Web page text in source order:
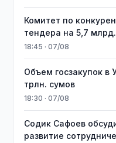
Комитет по
тендера на 5,7
18:45 · 07/08
​​​​​​​Объем госзакупок в
трлн. сумов
18:30 · 07/08
Содик Сафоев
развитие